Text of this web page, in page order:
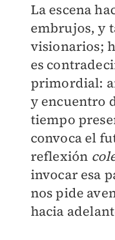
La escena
embrujos, y
visionarios;
es
primordial:
y encuentro
tiempo
convoca el
reflexión
invocar esa
nos pide
hacia